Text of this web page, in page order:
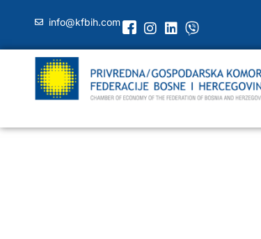
info@kfbih.com